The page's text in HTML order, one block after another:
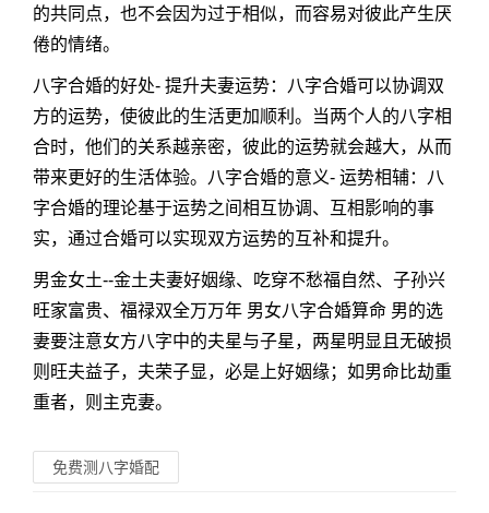
的共同点，也不会因为过于相似，而容易对彼此产生厌
倦的情绪。
八字合婚的好处- 提升夫妻运势：八字合婚可以协调双
方的运势，使彼此的生活更加顺利。当两个人的八字相
合时，他们的关系越亲密，彼此的运势就会越大，从而
带来更好的生活体验。八字合婚的意义- 运势相辅：八
字合婚的理论基于运势之间相互协调、互相影响的事
实，通过合婚可以实现双方运势的互补和提升。
男金女土--金土夫妻好姻缘、吃穿不愁福自然、子孙兴
旺家富贵、福禄双全万万年 男女八字合婚算命 男的选
妻要注意女方八字中的夫星与子星，两星明显且无破损
则旺夫益子，夫荣子显，必是上好姻缘；如男命比劫重
重者，则主克妻。
免费测八字婚配